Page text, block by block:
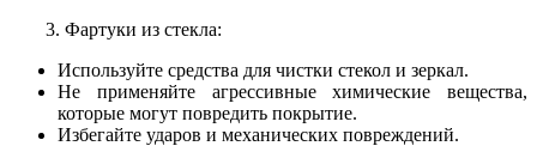
3. Фартуки из стекла:
Используйте средства для чистки стекол и зеркал.
Не применяйте агрессивные химические вещества,
которые могут повредить покрытие.
Избегайте ударов и механических повреждений.